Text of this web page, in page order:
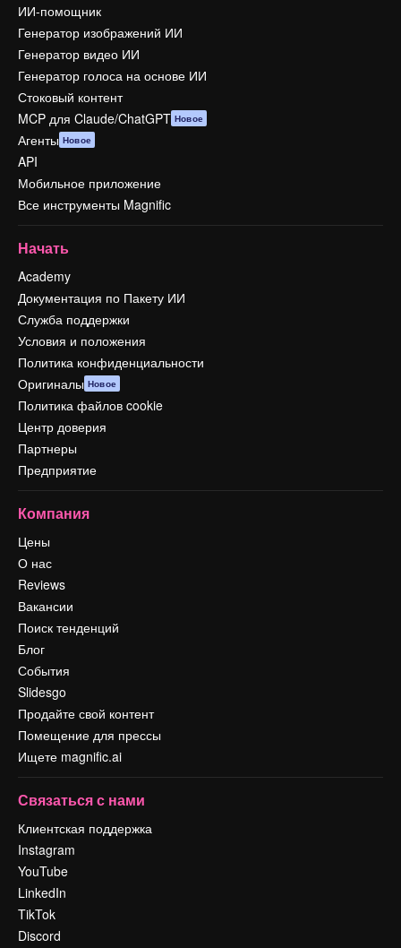
ИИ-помощник
Генератор изображений ИИ
Генератор видео ИИ
Генератор голоса на основе ИИ
Стоковый контент
MCP для Claude/ChatGPT Новое
Агенты Новое
API
Мобильное приложение
Все инструменты Magnific
Начать
Academy
Документация по Пакету ИИ
Служба поддержки
Условия и положения
Политика конфиденциальности
Оригиналы Новое
Политика файлов cookie
Центр доверия
Партнеры
Предприятие
Компания
Цены
О нас
Reviews
Вакансии
Поиск тенденций
Блог
События
Slidesgo
Продайте свой контент
Помещение для прессы
Ищете magnific.ai
Связаться с нами
Клиентская поддержка
Instagram
YouTube
LinkedIn
TikTok
Discord